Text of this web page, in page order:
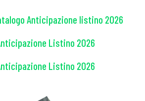
Anticipazione listino 2026
Listino 2026
Listino 2026